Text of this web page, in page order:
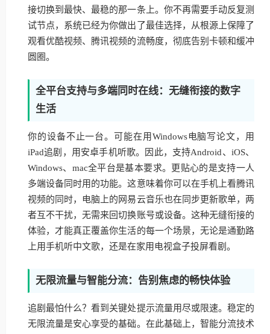
接切换到最快、最稳的那一条上。你不再需要手动反复测
试节点，系统已经为你做出了最佳选择，从根源上保障了
观看优酷视频、腾讯视频的流畅度，彻底告别卡顿和缓冲
圆圈。
全平台支持与多端同时在线：无缝衔接的数字
生活
你的设备不止一台。可能在用Windows电脑写论文，用
iPad追剧，用安卓手机听歌。因此，支持Android、iOS、
Windows、mac全平台是基本要求。更贴心的是支持一人
多端设备同时用的功能。这意味着你可以在手机上看腾讯
视频的同时，电脑上的网易云音乐也在同步更新歌单，两
者互不干扰，无需来回切换账号或设备。这种无缝衔接的
体验，才能真正覆盖你生活的每一个场景，无论是通勤路
上用手机听中文歌，还是在家用电视盒子投屏看剧。
无限流量与智能分流：告别焦虑的畅快体验
追剧最怕什么？看到关键处提示流量用尽或限速。稳定的
无限流量是安心享受的基础。在此基础上，智能分流技术